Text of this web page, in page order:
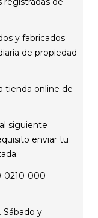
y fabricados
de propiedad
tienda online de
siguiente
enviar tu
0210-000
Sábado y